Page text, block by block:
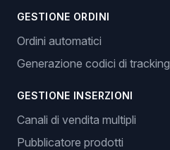
GESTIONE ORDINI
Ordini automatici
Generazione codici di tracking
GESTIONE INSERZIONI
Canali di vendita multipli
Pubblicatore prodotti